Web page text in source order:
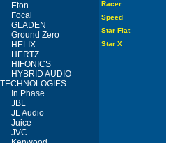
Eton
Focal
GLADEN
Ground Zero
HELIX
HERTZ
HIFONICS
HYBRID AUDIO
TECHNOLOGIES
In Phase
JBL
JL Audio
Juice
JVC
Racer
Speed
Star Flat
Star X